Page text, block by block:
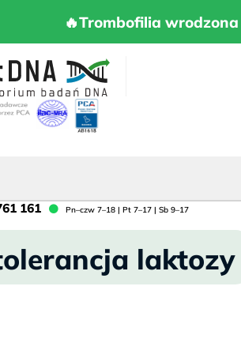
🔥Trombofilia
🔥Trombofilia
Pn–czw 7–18 | Pt 7–17 | Sb 9–17Pn–
18
|
Pt
laktozy